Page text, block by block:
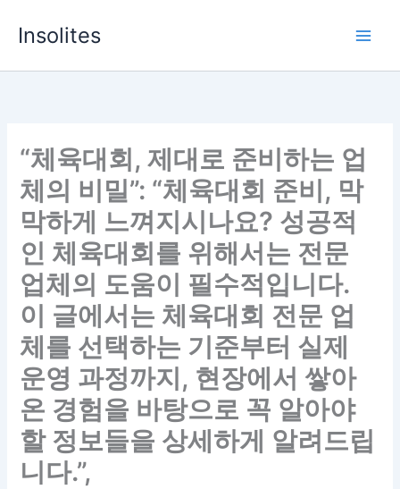
Insolites
“체육대회, 제대로 준비하는 업
체의 비밀”: “체육대회 준비, 막
막하게 느껴지시나요? 성공적
인 체육대회를 위해서는 전문
업체의 도움이 필수적입니다.
이 글에서는 체육대회 전문 업
체를 선택하는 기준부터 실제
운영 과정까지, 현장에서 쌓아
온 경험을 바탕으로 꼭 알아야
할 정보들을 상세하게 알려드립
니다.”,